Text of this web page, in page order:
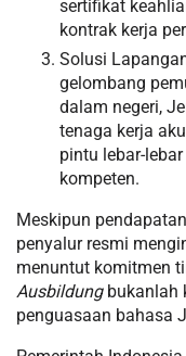
sertifikat
kontrak kerja
Solusi
gelombang
dalam negeri,
tenaga kerja
pintu lebar-
kompeten.
Meskipun
penyalur resmi
menuntut komitmen
Ausbildungbukanlah
penguasaan bahasa